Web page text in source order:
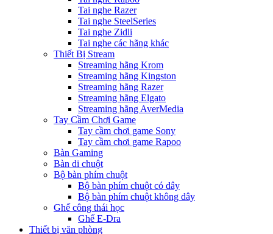
Tai nghe Razer
Tai nghe SteelSeries
Tai nghe Zidli
Tai nghe các hãng khác
Thiết Bị Stream
Streaming hãng Krom
Streaming hãng Kingston
Streaming hãng Razer
Streaming hãng Elgato
Streaming hãng AverMedia
Tay Cầm Chơi Game
Tay cầm chơi game Sony
Tay cầm chơi game Rapoo
Bàn Gaming
Bàn di chuột
Bộ bàn phím chuột
Bộ bàn phím chuột có dây
Bộ bàn phím chuột không dây
Ghế công thái học
Ghế E-Dra
Thiết bị văn phòng